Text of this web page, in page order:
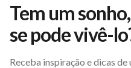
Tem um
se pode vivê-
Receba inspiração e dicas